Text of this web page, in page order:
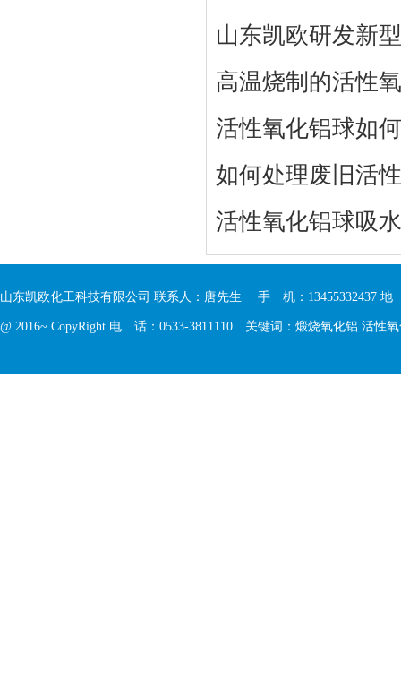
山东凯欧研发新
高温烧制的活性
活性氧化铝球如
如何处理废旧活
活性氧化铝球吸
山东凯欧化工科技有限公司 联系人：唐先生 手 机：13455332437
@ 2016~ CopyRight 电 话：0533-3811110 关键词： 煅烧氧化铝 活性